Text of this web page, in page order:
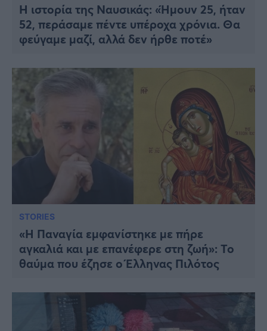
Η ιστορία της Ναυσικάς: «Ήμουν 25, ήταν
52, περάσαμε πέντε υπέροχα χρόνια. Θα
φεύγαμε μαζί, αλλά δεν ήρθε ποτέ»
STORIES
«Η Παναγία εμφανίστηκε με πήρε
αγκαλιά και με επανέφερε στη ζωή»: Το
θαύμα που έζησε ο Έλληνας Πιλότος